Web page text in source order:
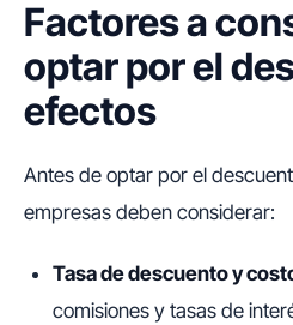
Factores a
optar por el
efectos
Antes de optar por el
empresas deben considerar:
Tasa de descuento y
comisiones y tasas de